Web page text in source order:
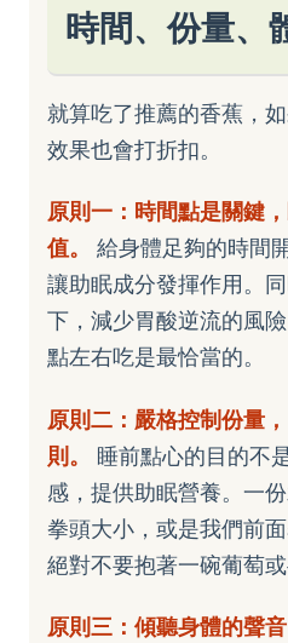
時間、份量、
就算吃了推薦的香蕉，
效果也會打折扣。
原則一：時間點是關鍵
值。
給身體足夠的時間
讓助眠成分發揮作用。
下，減少胃酸逆流的風
點左右吃是最恰當的。
原則二：嚴格控制份量
則。
睡前點心的目的不
感，提供助眠營養。一
拳頭大小，或是我們前
絕對不要抱著一碗葡萄或
原則三：傾聽身體的聲